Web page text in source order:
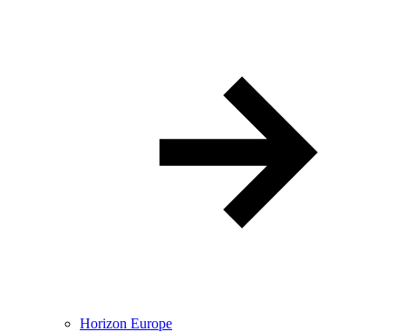
Horizon Europe